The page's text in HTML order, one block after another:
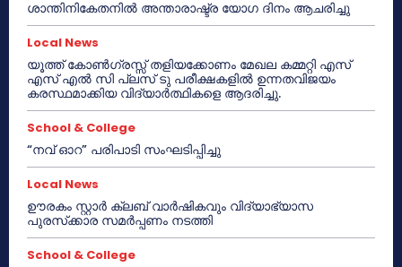
ശാന്തിനികേതനിൽ അന്താരാഷ്ട്ര യോഗ ദിനം ആചരിച്ചു
Local News
യൂത്ത് കോൺഗ്രസ്സ് തളിയക്കോണം മേഖല കമ്മറ്റി എസ്
എസ് എൽ സി പ്ലസ് ടു പരീക്ഷകളിൽ ഉന്നതവിജയം
കരസ്ഥമാക്കിയ വിദ്യാർത്ഥികളെ ആദരിച്ചു.
School & College
“നവ് ഓറ” പരിപാടി സംഘടിപ്പിച്ചു
Local News
ഊരകം സ്റ്റാർ ക്ലബ് വാർഷികവും വിദ്യാഭ്യാസ
പുരസ്‌ക്കാര സമർപ്പണം നടത്തി
School & College